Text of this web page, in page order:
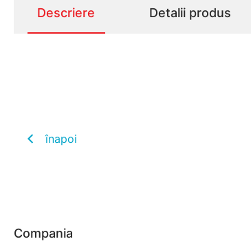
Descriere Detalii produs
înapoi
Compania